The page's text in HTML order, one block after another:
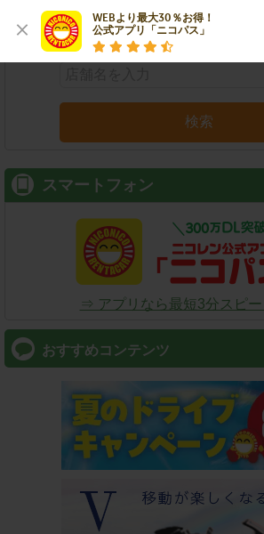
WEBより最大30％お得！
公式アプリ「ニコパス」
店舗名 駅名
検索
スマートフォン
⇒ アプリなら最短3分スピー
おすすめコンテンツ